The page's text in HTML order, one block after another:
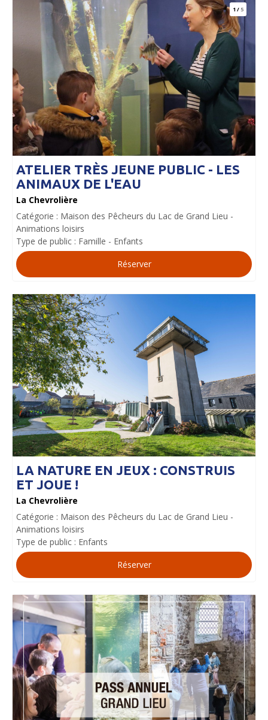
1/ 5
ATELIER TRÈS JEUNE PUBLIC - LES
ANIMAUX DE L'EAU
La Chevrolière
Catégorie : Maison des Pêcheurs du Lac de Grand Lieu
Animations loisirs
Type de public : Famille
Enfants
Réserver
LA NATURE EN JEUX : CONSTRUIS
ET JOUE !
La Chevrolière
Catégorie : Maison des Pêcheurs du Lac de Grand Lieu
Animations loisirs
Type de public : Enfants
Réserver